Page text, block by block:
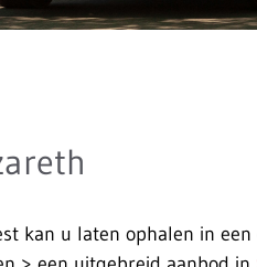
kan u laten ophalen in een